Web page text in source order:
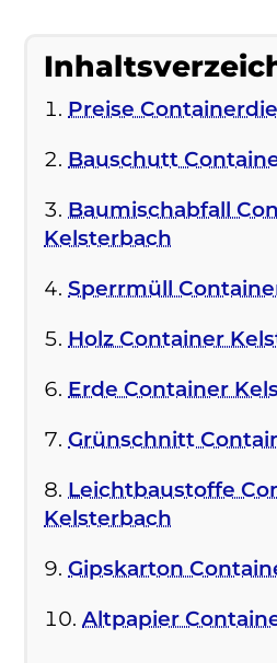
Preise
Bauschutt
Baumischabfall
Kelsterbach
Sperrmüll
Holz Container
Erde Container
Grünschnitt
Leichtbaustoffe
Kelsterbach
Gipskarton
Altpapier